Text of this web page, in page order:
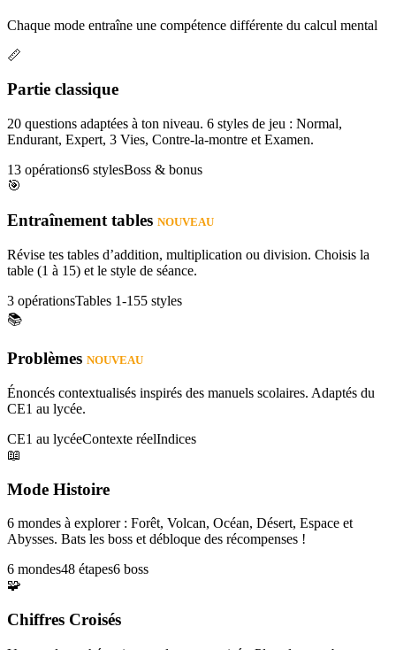
Chaque mode entraîne une compétence différente du calcul mental
📏
Partie classique
20 questions adaptées à ton niveau. 6 styles de jeu : Normal,
Endurant, Expert, 3 Vies, Contre-la-montre et Examen.
13 opérations6 stylesBoss & bonus
🎯
Entraînement tables NOUVEAU
Révise tes tables d’addition, multiplication ou division. Choisis la
table (1 à 15) et le style de séance.
3 opérationsTables 1-155 styles
📚
Problèmes NOUVEAU
Énoncés contextualisés inspirés des manuels scolaires. Adaptés du
CE1 au lycée.
CE1 au lycéeContexte réelIndices
📖
Mode Histoire
6 mondes à explorer : Forêt, Volcan, Océan, Désert, Espace et
Abysses. Bats les boss et débloque des récompenses !
6 mondes48 étapes6 boss
🧩
Chiffres Croisés